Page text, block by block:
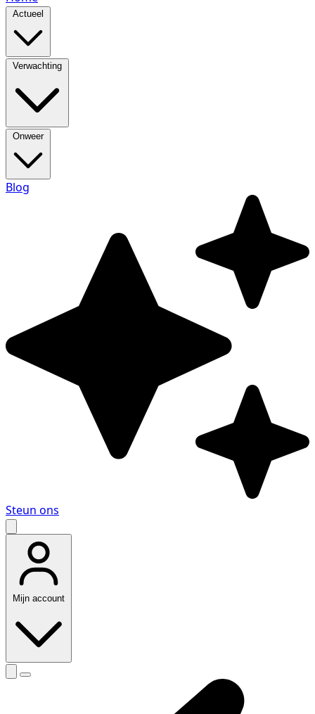
Actueel
Verwachting
Onweer
Blog
Steun ons
Mijn account